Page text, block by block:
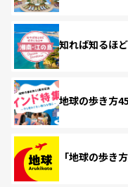
知れば知るほ
地球の歩き方
「地球の歩き